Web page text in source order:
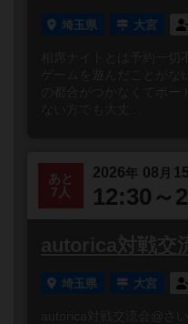
埼玉県 大宮
相席ナイトとは予約一切
ゲームを遊んだことが
の都合がつかなくてボー
ない方でも大丈...
あと
7人
2026年 08 月 15
12:30～
autorica対戦交
埼玉県 大宮
autorica対戦交流会@さ